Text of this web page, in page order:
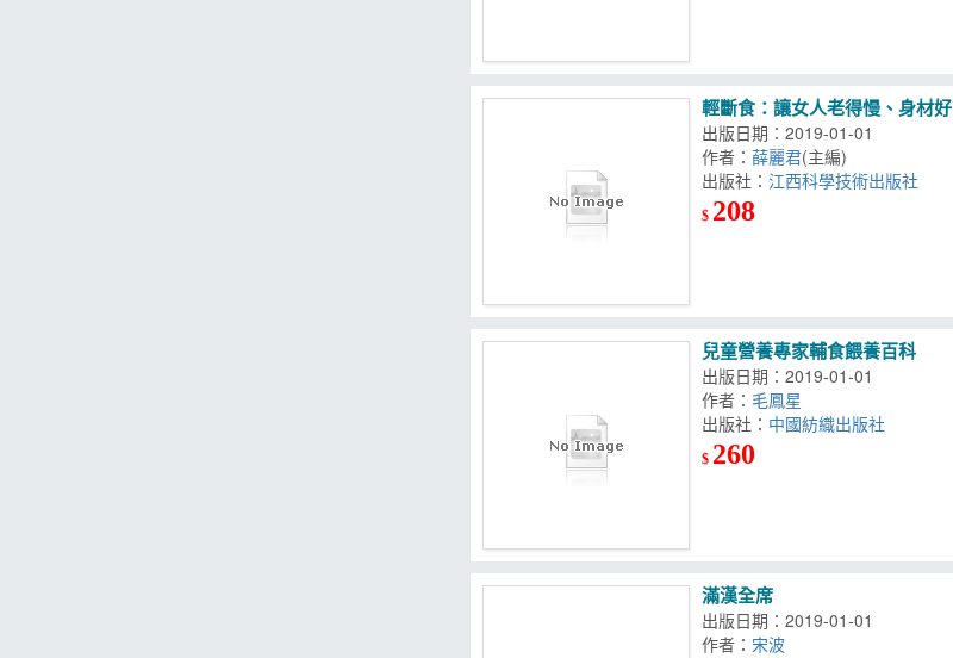
輕斷食：讓女人老得慢、身材好
出版日期：2019-01-01
作者：薛麗君(主編)
出版社：江西科學技術出版社
$ 208
兒童營養專家輔食餵養百科
出版日期：2019-01-01
作者： 毛鳳星
出版社： 中國紡織出版社
$ 260
滿漢全席
出版日期：2019-01-01
作者： 宋波